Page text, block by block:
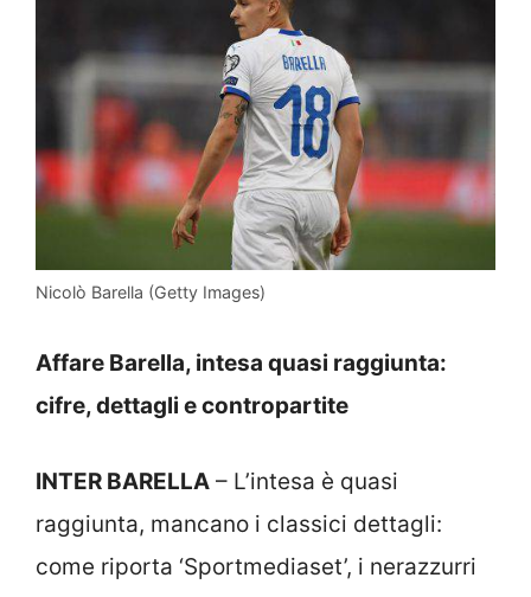
Nicolò Barella (Getty Images)
Affare Barella, intesa quasi raggiunta:
cifre, dettagli e contropartite
INTER BARELLA – L’intesa è quasi
raggiunta, mancano i classici dettagli:
come riporta ‘Sportmediaset’, i nerazzurri